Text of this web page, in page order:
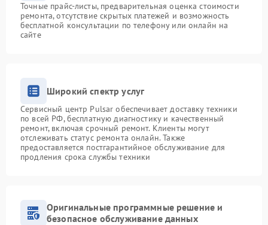
Точные прайс-листы, предварительная оценка стоимости
ремонта, отсутствие скрытых платежей и возможность
бесплатной консультации по телефону или онлайн на
сайте
Широкий спектр услуг
Сервисный центр Pulsar обеспечивает доставку техники
по всей РФ, бесплатную диагностику и качественный
ремонт, включая срочный ремонт. Клиенты могут
отслеживать статус ремонта онлайн. Также
предоставляется постгарантийное обслуживание для
продления срока службы техники
Оригинальные программные решение и
безопасное обслуживание данных